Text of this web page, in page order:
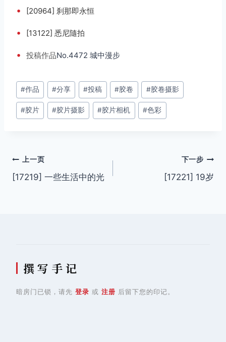
• [20964] 刹那即永恒
• [13122] 悉尼隨拍
• 投稿作品No.4472 城中漫步
文
章
标
#作品 #分享 #投稿 #胶卷 #胶卷摄影
#胶片 #胶片摄影 #胶片相机 #色彩
文
章
上一页
[17219] 一些生活中的光
下一步
[17221] 19岁
撰 写 手 记
暗房门已锁，请先 登录 或 注册 后留下您的印记。